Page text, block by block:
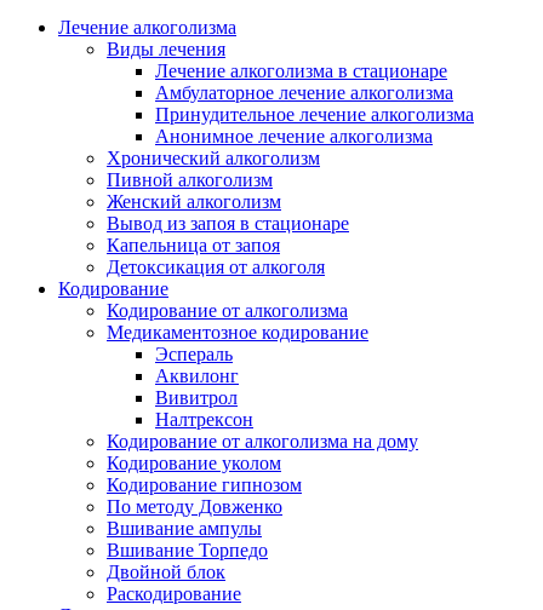
Лечение алкоголизма
Виды лечения
Лечение алкоголизма в стационаре
Амбулаторное лечение алкоголизма
Принудительное лечение алкоголизма
Анонимное лечение алкоголизма
Хронический алкоголизм
Пивной алкоголизм
Женский алкоголизм
Вывод из запоя в стационаре
Капельница от запоя
Детоксикация от алкоголя
Кодирование
Кодирование от алкоголизма
Медикаментозное кодирование
Эспераль
Аквилонг
Вивитрол
Налтрексон
Кодирование от алкоголизма на дому
Кодирование уколом
Кодирование гипнозом
По методу Довженко
Вшивание ампулы
Вшивание Торпедо
Двойной блок
Раскодирование